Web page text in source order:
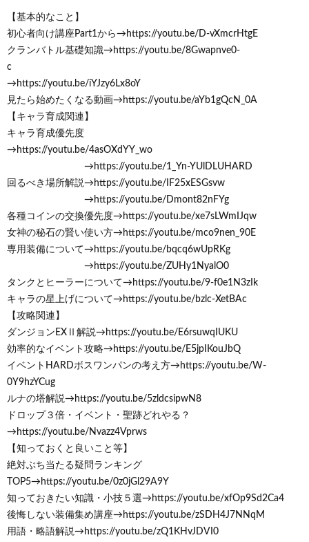
【基本的なこと】
初心者向け講座Part1から→https://youtu.be/D-vXmcrHtgE
クランバトル基礎知識→https://youtu.be/8Gwapnve0-
c
→https://youtu.be/iYJzy6Lx8oY
見たら始めたくなる動画→https://youtu.be/aYb1gQcN_0A
【キャラ育成関連】
キャラ育成優先度
→https://youtu.be/4asOXdYY_wo
→https://youtu.be/1_Yn-YUlDLUHARD
回るべき場所解説→https://youtu.be/IF25xESGsvw
→https://youtu.be/Dmont82nFYg
各種コインの交換優先度→https://youtu.be/xe7sLWmIJqw
女神の秘石の賢い使い方→https://youtu.be/mco9nen_90E
専用装備について→https://youtu.be/bqcq6wUpRKg
→https://youtu.be/ZUHy1NyalO0
タンクとヒーラーについて→https://youtu.be/9-f0e1N3zIk
キャラの星上げについて→https://youtu.be/bzlc-XetBAc
【攻略関連】
ダンジョンEXⅡ解説→https://youtu.be/E6rsuwqIUKU
効率的なイベント攻略→https://youtu.be/E5jpIKouJbQ
イベントHARDボスワンパンの考え方→https://youtu.be/W-
0Y9hzYCug
ルナの塔解説→https://youtu.be/5zldcsipwN8
ドロップ３倍・イベント・聖跡どれやる？
→https://youtu.be/Nvazz4Vprws
【知っておくと良いこと等】
絶対ぶち当たる疑問ランキング
TOP5→https://youtu.be/0z0jGl29A9Y
知っておきたい知識・小技５選→https://youtu.be/xfOp9Sd2Ca4
後悔しない装備集め講座→https://youtu.be/zSDH4J7NNqM
用語・略語解説→https://youtu.be/zQ1KHvJDVI0